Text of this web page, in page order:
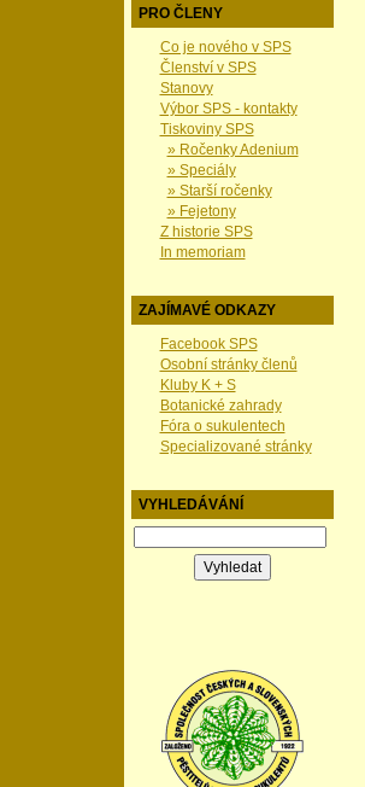
PRO ČLENY
Co je nového v SPS
Členství v SPS
Stanovy
Výbor SPS - kontakty
Tiskoviny SPS
» Ročenky Adenium
» Speciály
» Starší ročenky
» Fejetony
Z historie SPS
In memoriam
ZAJÍMAVÉ ODKAZY
Facebook SPS
Osobní stránky členů
Kluby K + S
Botanické zahrady
Fóra o sukulentech
Specializované stránky
VYHLEDÁVÁNÍ